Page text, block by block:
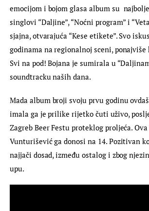
emocijom i bojom glasa album su
singlovi “Daljine”, “Noćni program” i
sjajna, otvarajuća “Kese etikete”. Svo
godinama na regionalnoj sceni, ponajviše
Svi na pod! Bojana je sumirala u
soundtracku naših dana.
Mada album broji svoju prvu godinu
imala ga je prilike rijetko čuti uživo,
Zagreb Beer Festu proteklog proljeća.
Vunturišević ga donosi na 14. Pozitivan
najjači dosad, između ostalog i zbog
upu.